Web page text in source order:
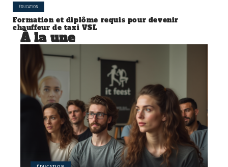
ÉDUCATION
Formation et diplôme requis pour devenir
chauffeur de taxi VSL
À la une